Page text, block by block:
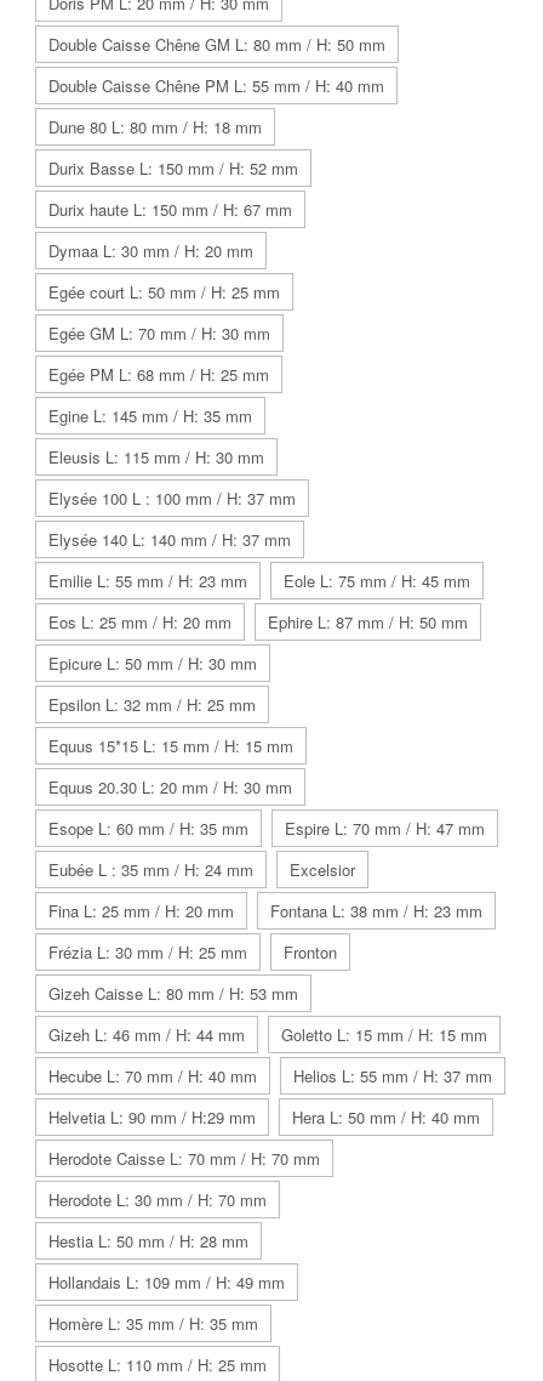
Double Caisse Chêne GM L: 80 mm / H: 50 mm
Double Caisse Chêne PM L: 55 mm / H: 40 mm
Dune 80 L: 80 mm / H: 18 mm
Durix Basse L: 150 mm / H: 52 mm
Durix haute L: 150 mm / H: 67 mm
Dymaa L: 30 mm / H: 20 mm
Egée court L: 50 mm / H: 25 mm
Egée GM L: 70 mm / H: 30 mm
Egée PM L: 68 mm / H: 25 mm
Egine L: 145 mm / H: 35 mm
Eleusis L: 115 mm / H: 30 mm
Elysée 100 L : 100 mm / H: 37 mm
Elysée 140 L: 140 mm / H: 37 mm
Emilie L: 55 mm / H: 23 mm
Eole L: 75 mm / H: 45 mm
Eos L: 25 mm / H: 20 mm
Ephire L: 87 mm / H: 50 mm
Epicure L: 50 mm / H: 30 mm
Epsilon L: 32 mm / H: 25 mm
Equus 15*15 L: 15 mm / H: 15 mm
Equus 20.30 L: 20 mm / H: 30 mm
Esope L: 60 mm / H: 35 mm
Espire L: 70 mm / H: 47 mm
Eubée L : 35 mm / H: 24 mm
Excelsior
Fina L: 25 mm / H: 20 mm
Fontana L: 38 mm / H: 23 mm
Frézia L: 30 mm / H: 25 mm
Fronton
Gizeh Caisse L: 80 mm / H: 53 mm
Gizeh L: 46 mm / H: 44 mm
Goletto L: 15 mm / H: 15 mm
Hecube L: 70 mm / H: 40 mm
Helios L: 55 mm / H: 37 mm
Helvetia L: 90 mm / H:29 mm
Hera L: 50 mm / H: 40 mm
Herodote Caisse L: 70 mm / H: 70 mm
Herodote L: 30 mm / H: 70 mm
Hestia L: 50 mm / H: 28 mm
Hollandais L: 109 mm / H: 49 mm
Homère L: 35 mm / H: 35 mm
Hosotte L: 110 mm / H: 25 mm